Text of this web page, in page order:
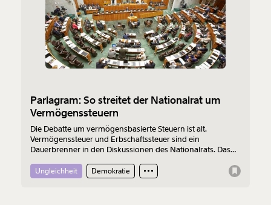
Parlagram: So streitet der Nationalrat um
Vermögenssteuern
Die Debatte um vermögensbasierte Steuern ist alt.
Vermögenssteuer und Erbschaftssteuer sind ein
Dauerbrenner in den Diskussionen des Nationalrats. Das
erlebten beide Begriffe Konjunktur und Abschwung.
Ungleichheit Demokratie